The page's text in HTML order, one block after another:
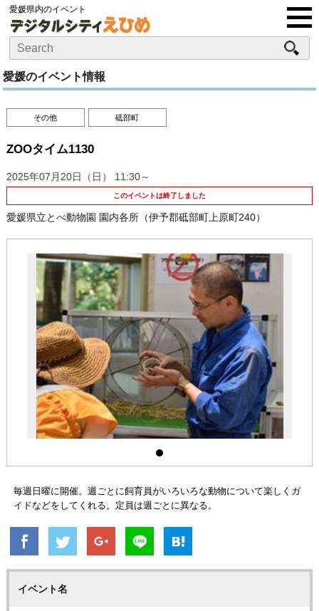
愛媛県内のイベント
愛媛のイベント情報
その他 砥部町
ZOOタイム1130
2025年07月20日（日） 11:30～
このイベントは終了しました
愛媛県立とべ動物園 園内各所（伊予郡砥部町上原町240）
毎週日曜に開催。週ごとに飼育員がいろいろな動物について楽しくガ
イドなどをしてくれる。定員は週ごとに異なる。
イベント名